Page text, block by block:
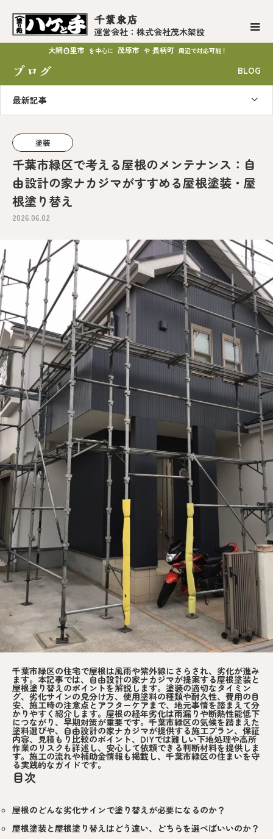
千葉東店
運営会社：株式会社茂木架設
大網白里市 を中心に 茂原市 や 長柄町 周辺で対応可能！
ブログ BLOG
最新記事
塗装
千葉市緑区で考える屋根のメンテナンス：自
由設計の家ナカジマがすすめる屋根塗装・屋
根塗り替え
2026.06.02
千葉市緑区の住宅で屋根は風雨や紫外線にさらされ、劣化が進み
ます。本記事では、自由設計の家ナカジマが提案する屋根塗装と
屋根塗り替えのポイントを解説します。塗装の適切なタイミン
グ、劣化サインの見分け方、使用塗料の種類や耐久性、費用の目
安、施工時の注意点とアフターケアまで、地元事情を踏まえて分
かりやすく紹介します。屋根の経年劣化は雨漏りや断熱性能低下
につながり、早期対策が重要です。千葉市緑区の気候を踏まえた
塗料選びや、自由設計の家ナカジマが提供する施工プラン、保証
内容、見積もり比較のポイント、DIYでは難しい下地処理や高所
作業のリスクも詳述し、安心して依頼できる判断材料を提供しま
す。施工の流れや補助金情報も掲載し、千葉市緑区の住まいを守
る実践的なガイドです。
目次
屋根のどんな劣化サインで塗り替えが必要になるのか？
屋根塗装と屋根塗り替えはどう違い、どちらを選べばいいのか？